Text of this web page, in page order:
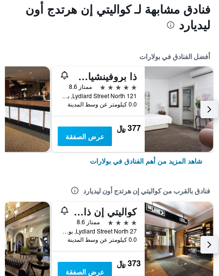
فنادق مشابهة لـ كواليتي إن هرتدج أون
ليديارد
أفضل الفنادق في بولارات
ذا بروفينشيال بوتيك هوتل
5 نجوم
ممتاز 8.6
121 Lydiard Street North, بولارات, VIC, أستراليا
0.0 كيلومتر عن وسط المدينة
377 ﷼
عرض الصفقة
شاهد المزيد من أهم الفنادق في بولارات
فنادق بالقرب من كواليتي إن هرتدج أون ليديارد
كواليتي إن ذا جورج هوتل بالارات
4 نجوم
ممتاز 8.6
27 Lydiard Street North, بولارات, VIC, أستراليا
0.0 كيلومتر عن وسط المدينة
373 ﷼
عرض الصفقة